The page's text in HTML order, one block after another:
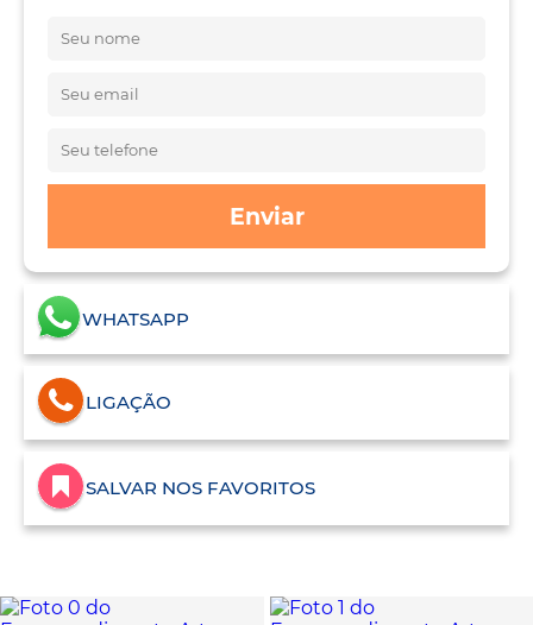
Enviar
WHATSAPP
LIGAÇÃO
SALVAR NOS FAVORITOS